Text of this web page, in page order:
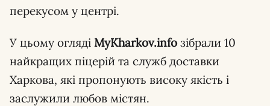
перекусом у центрі.
У цьому огляді MyKharkov.info зібрали 10
найкращих піцерій та служб доставки
Харкова, які пропонують високу якість і
заслужили любов містян.